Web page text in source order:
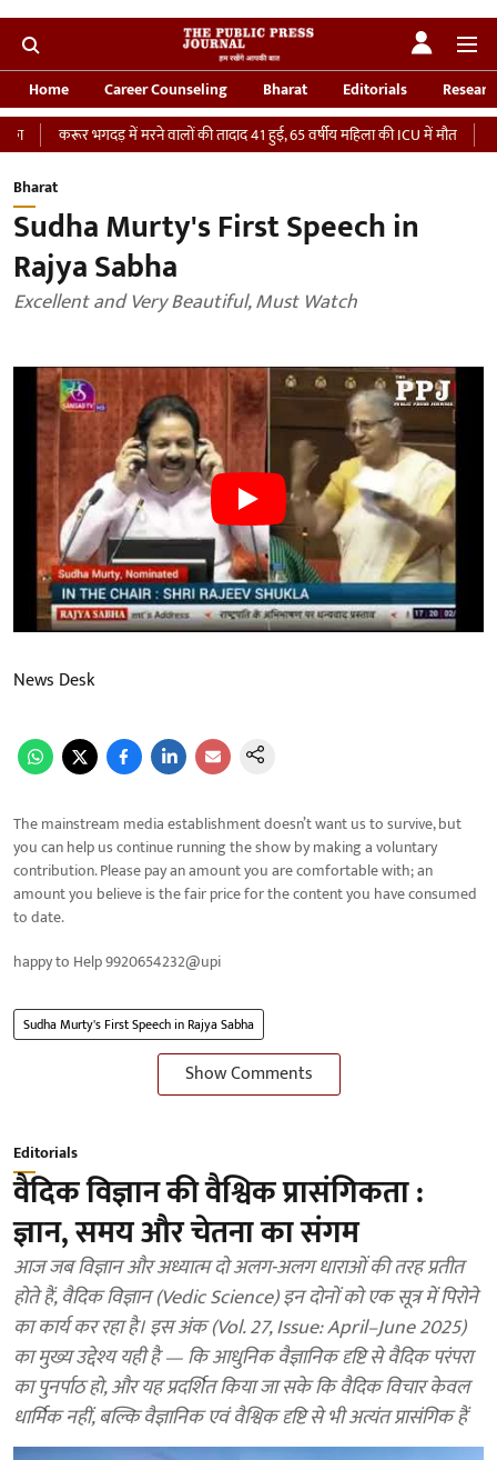
Home Career Counseling Bharat Editorials
भगदड़ में मरने वालों की तादाद 41 हुई, 65 वर्षीय महिला की ICU में मौत
‘भारतीय
Bharat
Sudha Murty's First Speech in
Rajya Sabha
Excellent and Very Beautiful, Must Watch
News Desk
The mainstream media establishment doesn’t want us to survive, but
you can help us continue running the show by making a voluntary
contribution. Please pay an amount you are comfortable with; an
amount you believe is the fair price for the content you have consumed
to date.
happy to Help 9920654232@upi
Sudha Murty's First Speech in Rajya Sabha
Show Comments
Editorials
वैदिक विज्ञान की वैश्विक प्रासंगिकता :
ज्ञान, समय और चेतना का संगम
आज जब विज्ञान और अध्यात्म दो अलग-अलग धाराओं की तरह प्रतीत
होते हैं, वैदिक विज्ञान (Vedic Science) इन दोनों को एक सूत्र में पिरोने
का कार्य कर रहा है। इस अंक (Vol. 27, Issue: April–June 2025)
का मुख्य उद्देश्य यही है — कि आधुनिक वैज्ञानिक दृष्टि से वैदिक परंपरा
का पुनर्पाठ हो, और यह प्रदर्शित किया जा सके कि वैदिक विचार केवल
धार्मिक नहीं, बल्कि वैज्ञानिक एवं वैश्विक दृष्टि से भी अत्यंत प्रासंगिक हैं